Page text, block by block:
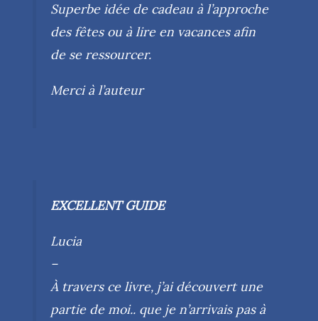
Superbe idée de cadeau à l’approche
des fêtes ou à lire en vacances afin
de se ressourcer.
Merci à l’auteur
EXCELLENT GUIDE
Lucia
–
À travers ce livre, j’ai découvert une
partie de moi.. que je n’arrivais pas à